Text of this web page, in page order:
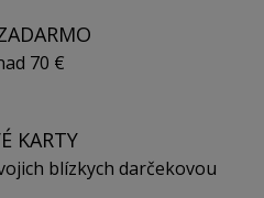
70 €
KARTY
blízkych darčekovou